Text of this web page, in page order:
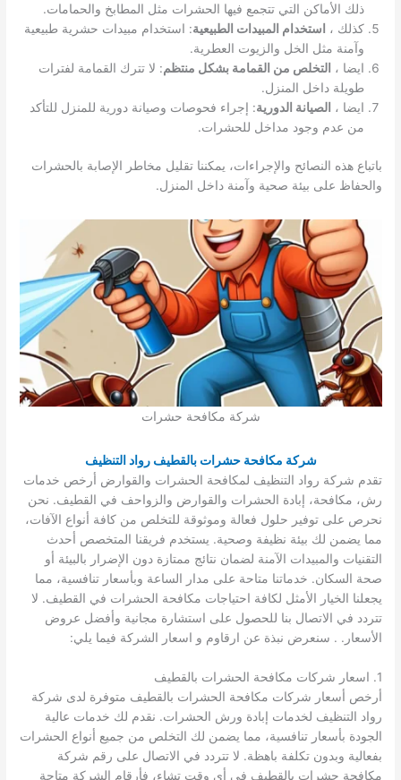
ذلك الأماكن التي تتجمع فيها الحشرات مثل المطابخ والحمامات.
كذلك ،
استخدام المبيدات الطبيعية: استخدام مبيدات حشرية طبيعية
وآمنة مثل الخل والزيوت العطرية.
ايضا ، التخلص من القمامة بشكل منتظم: لا تترك القمامة لفترات
طويلة داخل المنزل.
ايضا ، الصيانة الدورية: إجراء فحوصات وصيانة دورية للمنزل للتأكد
من عدم وجود مداخل للحشرات.
باتباع هذه النصائح والإجراءات، يمكننا تقليل مخاطر الإصابة بالحشرات
والحفاظ على بيئة صحية وآمنة داخل المنزل.
شركة مكافحة حشرات
شركة مكافحة حشرات بالقطيف رواد التنظيف
تقدم شركة رواد التنظيف لمكافحة الحشرات والقوارض أرخص خدمات
رش، مكافحة، إبادة الحشرات والقوارض والزواحف في القطيف. نحن
نحرص على توفير حلول فعالة وموثوقة للتخلص من كافة أنواع الآفات،
مما يضمن لك بيئة نظيفة وصحية. يستخدم فريقنا المتخصص أحدث
التقنيات والمبيدات الآمنة لضمان نتائج ممتازة دون الإضرار بالبيئة أو
صحة السكان. خدماتنا متاحة على مدار الساعة وبأسعار تنافسية، مما
يجعلنا الخيار الأمثل لكافة احتياجات مكافحة الحشرات في القطيف. لا
تتردد في الاتصال بنا للحصول على استشارة مجانية وأفضل عروض
الأسعار. . سنعرض نبذة عن ارقاوم و اسعار الشركة فيما يلي:
1. اسعار شركات مكافحة الحشرات بالقطيف
أرخص أسعار شركات مكافحة الحشرات بالقطيف متوفرة لدى شركة
رواد التنظيف لخدمات إبادة ورش الحشرات. نقدم لك خدمات عالية
الجودة بأسعار تنافسية، مما يضمن لك التخلص من جميع أنواع الحشرات
بفعالية وبدون تكلفة باهظة. لا تتردد في الاتصال على رقم شركة
مكافحة حشرات بالقطيف في أي وقت تشاء، فأرقام الشركة متاحة